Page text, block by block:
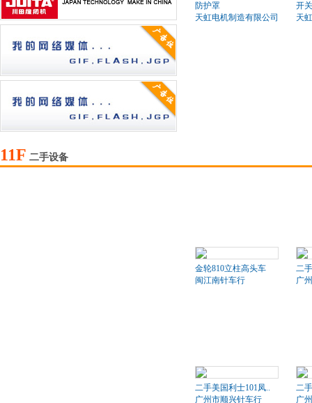
防护罩
天虹电机制造有限公司
开关
天
11F 二手设备
金轮810立柱高头车
闽江南针车行
二
广
二手美国利士101凤..
广州市顺兴针车行
二
广